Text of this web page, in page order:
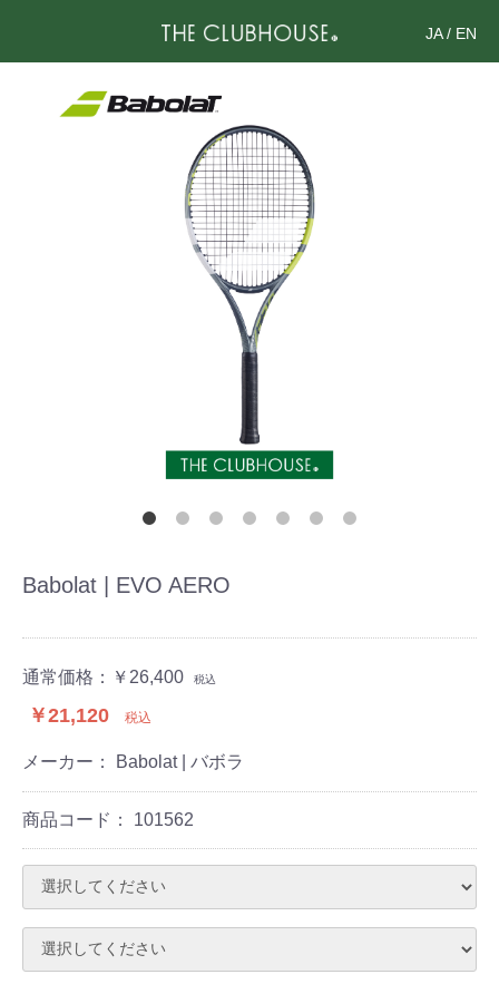
JA/ EN
Babolat | EVO AERO
通常価格： ￥26,400 税込
￥21,120 税込
メーカー： Babolat | バボラ
商品コード： 101562